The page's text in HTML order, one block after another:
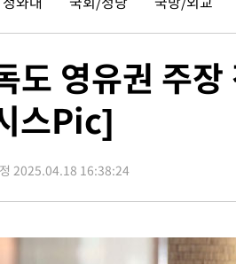
관측 배경엔 美의 대한국 무역적자 있어"
' 축구협회…초유의 압수수색에 '충격·당황'
추가 압수수색…내란 중요임무종사 혐의
회복…0.26% 오른 801.67 마감
포인트(4.58%) 내린 6296.38 마감
리, 스페이스X 로켓 달 충돌 흔적 포착
패…LAFC는 승부차기 끝 과달라하라 격파
풍' 축구협회…11시간 걸린 초유의 압수수색
도 영유권 주
스Pic]
2025.04.18 16:38:24